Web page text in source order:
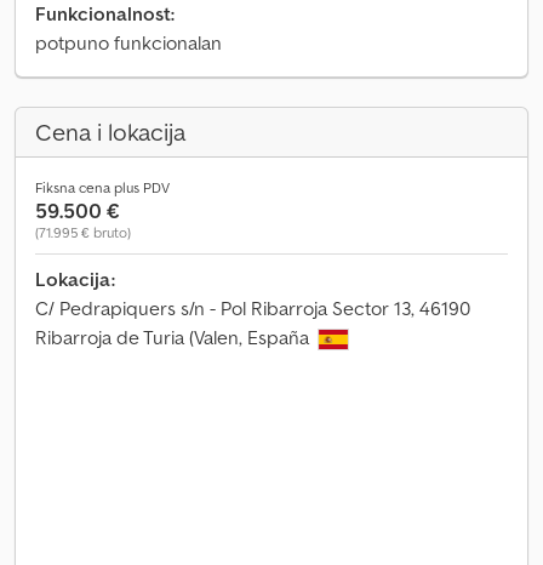
Funkcionalnost:
potpuno funkcionalan
Cena i lokacija
Fiksna cena plus PDV
59.500 €
(71.995 € bruto)
Lokacija:
C/ Pedrapiquers s/n - Pol Ribarroja Sector 13, 46190
Ribarroja de Turia (Valen, España